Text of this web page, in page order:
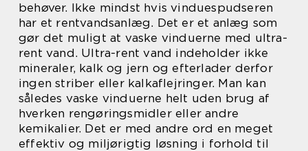
behøver. Ikke mindst hvis vinduespudseren
har et rentvandsanlæg. Det er et anlæg som
gør det muligt at vaske vinduerne med ultra-
rent vand. Ultra-rent vand indeholder ikke
mineraler, kalk og jern og efterlader derfor
ingen striber eller kalkaflejringer. Man kan
således vaske vinduerne helt uden brug af
hverken rengøringsmidler eller andre
kemikalier. Det er med andre ord en meget
effektiv og miljørigtig løsning i forhold til